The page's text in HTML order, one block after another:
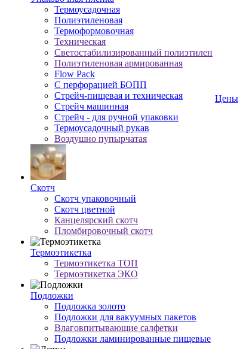
Термоусадочная
Полиэтиленовая
Термоформовочная
Техническая
Светостабилизированный полиэтилен
Полиэтиленовая армированная
Flow Pack
С перфорацией БОПП
Стрейч-пищевая и техническая
Стрейч машинная
Стрейч - для ручной упаковки
Термоусадочный рукав
Воздушно пупырчатая
Скотч
Скотч упаковочный
Скотч цветной
Канцелярский скотч
Пломбировочный скотч
Термоэтикетка
Термоэтикетка ТОП
Термоэтикетка ЭКО
Подложки
Подложка золото
Подложки для вакуумных пакетов
Влаговпитывающие салфетки
Подложки ламинированные пищевые
Цены